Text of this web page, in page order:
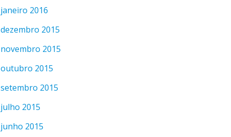
janeiro 2016
dezembro 2015
novembro 2015
outubro 2015
setembro 2015
julho 2015
junho 2015